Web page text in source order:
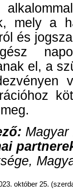
mely a
és
el, a
október 25.